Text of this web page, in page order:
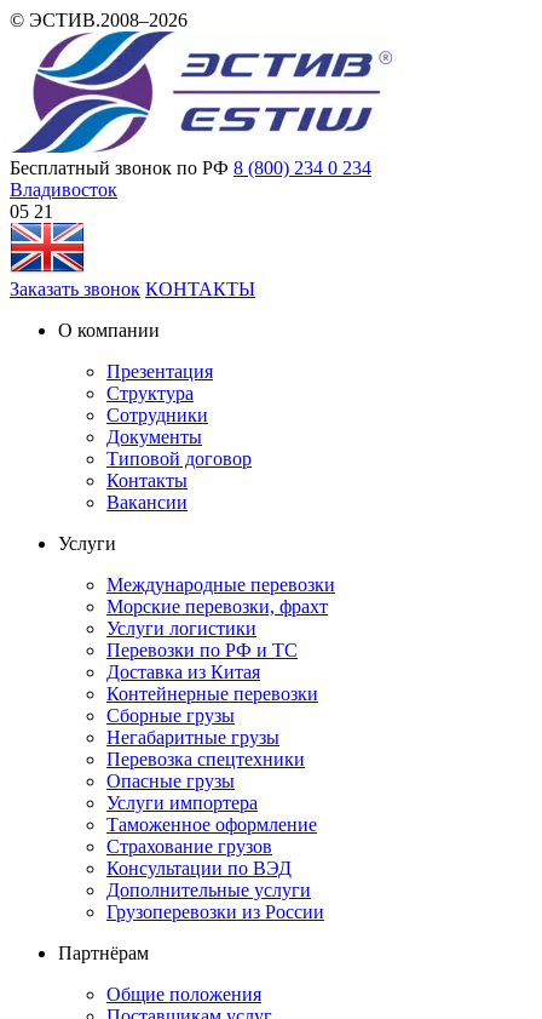
© ЭСТИВ.2008–2026
Бесплатный звонок по РФ 8 (800) 234 0 234
Владивосток
05 21
Заказать звонок КОНТАКТЫ
О компании
Презентация
Структура
Сотрудники
Документы
Типовой договор
Контакты
Вакансии
Услуги
Международные перевозки
Морские перевозки, фрахт
Услуги логистики
Перевозки по РФ и ТС
Доставка из Китая
Контейнерные перевозки
Сборные грузы
Негабаритные грузы
Перевозка спецтехники
Опасные грузы
Услуги импортера
Таможенное оформление
Страхование грузов
Консультации по ВЭД
Дополнительные услуги
Грузоперевозки из России
Партнёрам
Общие положения